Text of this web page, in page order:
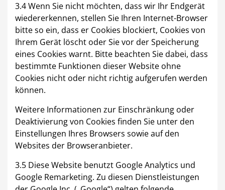
3.4 Wenn Sie nicht möchten, dass wir Ihr Endgerät
wiedererkennen, stellen Sie Ihren Internet-Browser
bitte so ein, dass er Cookies blockiert, Cookies von
Ihrem Gerät löscht oder Sie vor der Speicherung
eines Cookies warnt. Bitte beachten Sie dabei, dass
bestimmte Funktionen dieser Website ohne
Cookies nicht oder nicht richtig aufgerufen werden
können.
Weitere Informationen zur Einschränkung oder
Deaktivierung von Cookies finden Sie unter den
Einstellungen Ihres Browsers sowie auf den
Websites der Browseranbieter.
3.5 Diese Website benutzt Google Analytics und
Google Remarketing. Zu diesen Dienstleistungen